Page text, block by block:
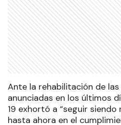
Ante la rehabilitación de
anunciadas en los últimos
19 exhortó a “seguir
hasta ahora en el